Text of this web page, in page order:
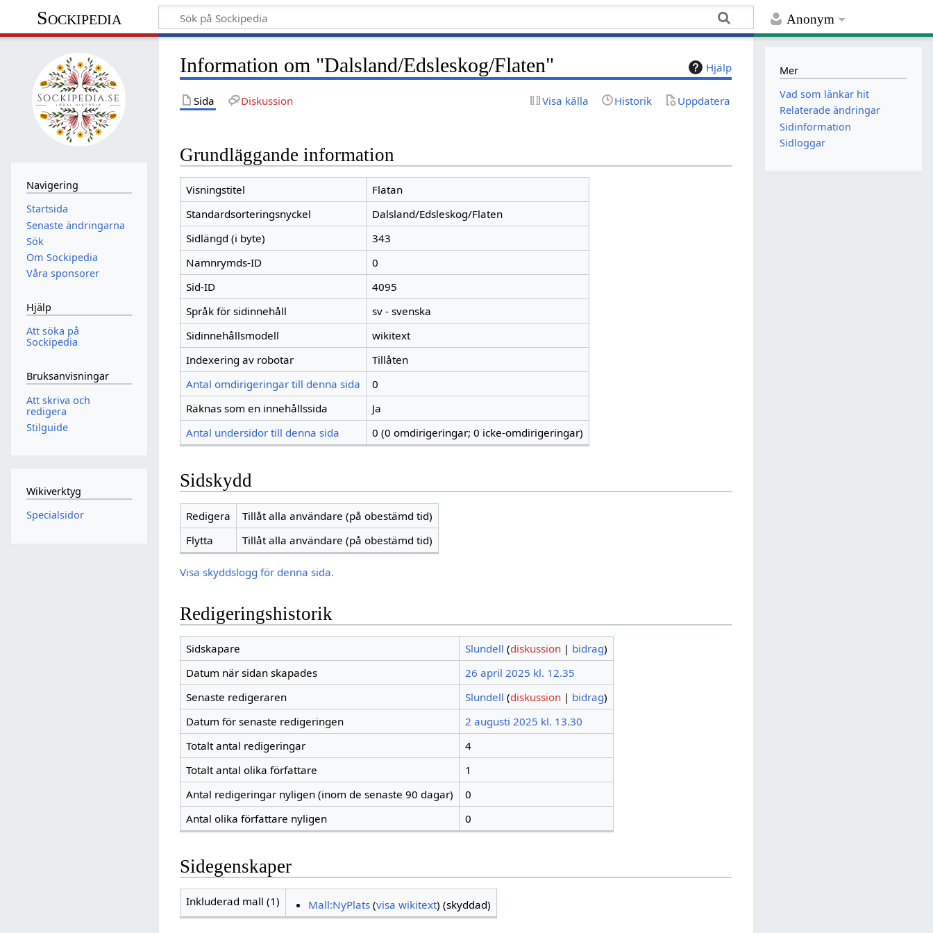
Anonym
Sockipedia
Hjälp
Information om "Dalsland/Edsleskog/Flaten"
Sida Diskussion Visa källa Historik Uppdatera
Grundläggande information
Visningstitel
Flatan
Standardsorteringsnyckel
Dalsland/Edsleskog/Flaten
Sidlängd (i byte)
343
Namnrymds-ID
0
Sid-ID
4095
Språk för sidinnehåll
sv - svenska
Sidinnehållsmodell
wikitext
Indexering av robotar
Tillåten
Antal omdirigeringar till denna sida
0
Räknas som en innehållssida
Ja
Antal undersidor till denna sida
0 (0 omdirigeringar; 0 icke-omdirigeringar)
Sidskydd
Redigera
Tillåt alla användare (på obestämd tid)
Flytta
Tillåt alla användare (på obestämd tid)
Visa skyddslogg för denna sida.
Redigeringshistorik
Sidskapare Slundell (diskussion| bidrag)
Datum när sidan skapades
26 april 2025 kl. 12.35
Senaste redigeraren
Slundell (diskussion| bidrag)
Datum för senaste redigeringen
2 augusti 2025 kl. 13.30
Totalt antal redigeringar
4
Totalt antal olika författare
1
Antal redigeringar nyligen (inom de senaste 90 dagar)
0
Antal olika författare nyligen
0
Sidegenskaper
Inkluderad mall (1) Mall:NyPlats (visa wikitext) (skyddad)
Navigering
Startsida
Senaste ändringarna
Sök
Om Sockipedia
Våra sponsorer
Hjälp
Att söka på
Sockipedia
Bruksanvisningar
Att skriva och
redigera
Stilguide
Wikiverktyg
Specialsidor
Mer
Vad som länkar hit
Relaterade ändringar
Sidinformation
Sidloggar